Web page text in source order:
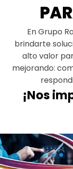
En Grupo
brindarte
alto valor
mejorando:
¡Nos